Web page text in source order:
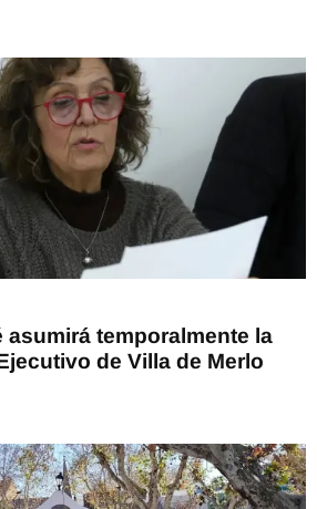
asumirá temporalmente la
de Villa de Merlo